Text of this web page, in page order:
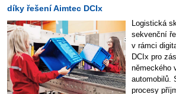
díky řešení Aimtec DCIx
Logistická
sekvenční
v rámci
DCIx pro
německého
automobilů.
procesy